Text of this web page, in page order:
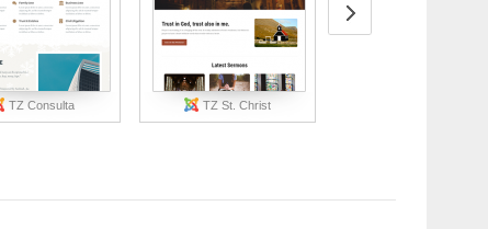
TZ Consulta TZ St. Christ